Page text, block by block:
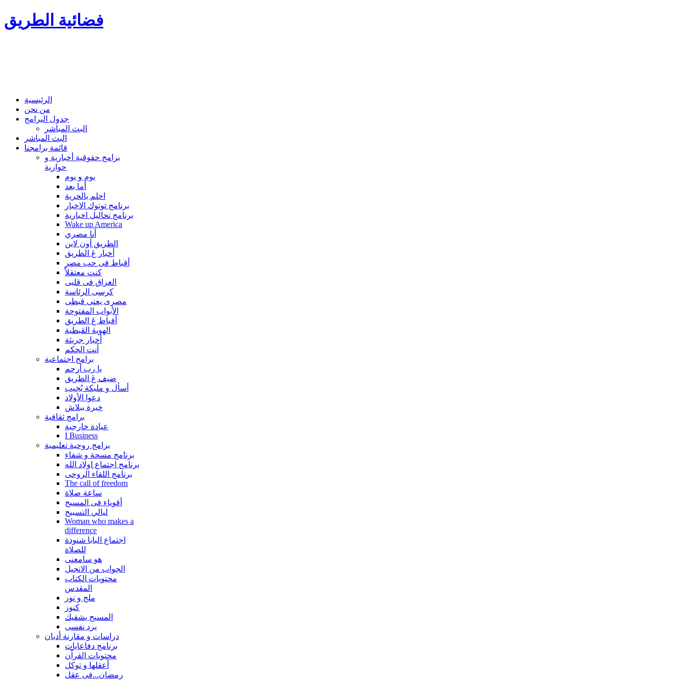
فضائية الطريق
الرئيسية
من نحن
جدول البرامج
البث المباشر
البث المباشر
قائمة برامجنا
برامج حقوقية أخبارية و
حوارية
يوم و يوم
أما بعد
احلم بالحرية
برنامج توتوك الاخبار
برنامج تحاليل اخبارية
Wake up America
أنا مصري
الطريق أون لاين
أخبار عَ الطريق
أقباط فى حب مصر
كنت معتقلاً
العراق فى قلبى
كرسى الرئاسة
مصرى يعنى قبطى
الأبواب المفتوحة
أقباط عَ الطريق
الهوية القبطية
أخبار جريئة
أنت الحكم
برامج اجتماعية
يا رب أرحم
ضيف عَ الطريق
أسأل و مليكة يُجيب
دعوا الأولاد
خبرة ببلاش
برامج ثقافية
عيادة خارجية
I Business
برامج روحية تعليمية
برنامج مسحة و شفاء
برنامج اجتماع اولاد الله
برنامج اللقاء الروحى
The call of freedom
ساعة صلاة
أقوياء فى المسيح
ليالي التسبيح
Woman who makes a
difference
اجتماع البابا شنودة
للصلاة
هو سامعنى
الجواب من الانجيل
محتويات الكتاب
المقدس
ملح و نور
كنوز
المسيح يشفيك
يرد نفسى
دراسات و مقارنة أديان
برنامج دفاعايات
محتويات القراّن
أعقلها و توكل
رمضان...فى عقل